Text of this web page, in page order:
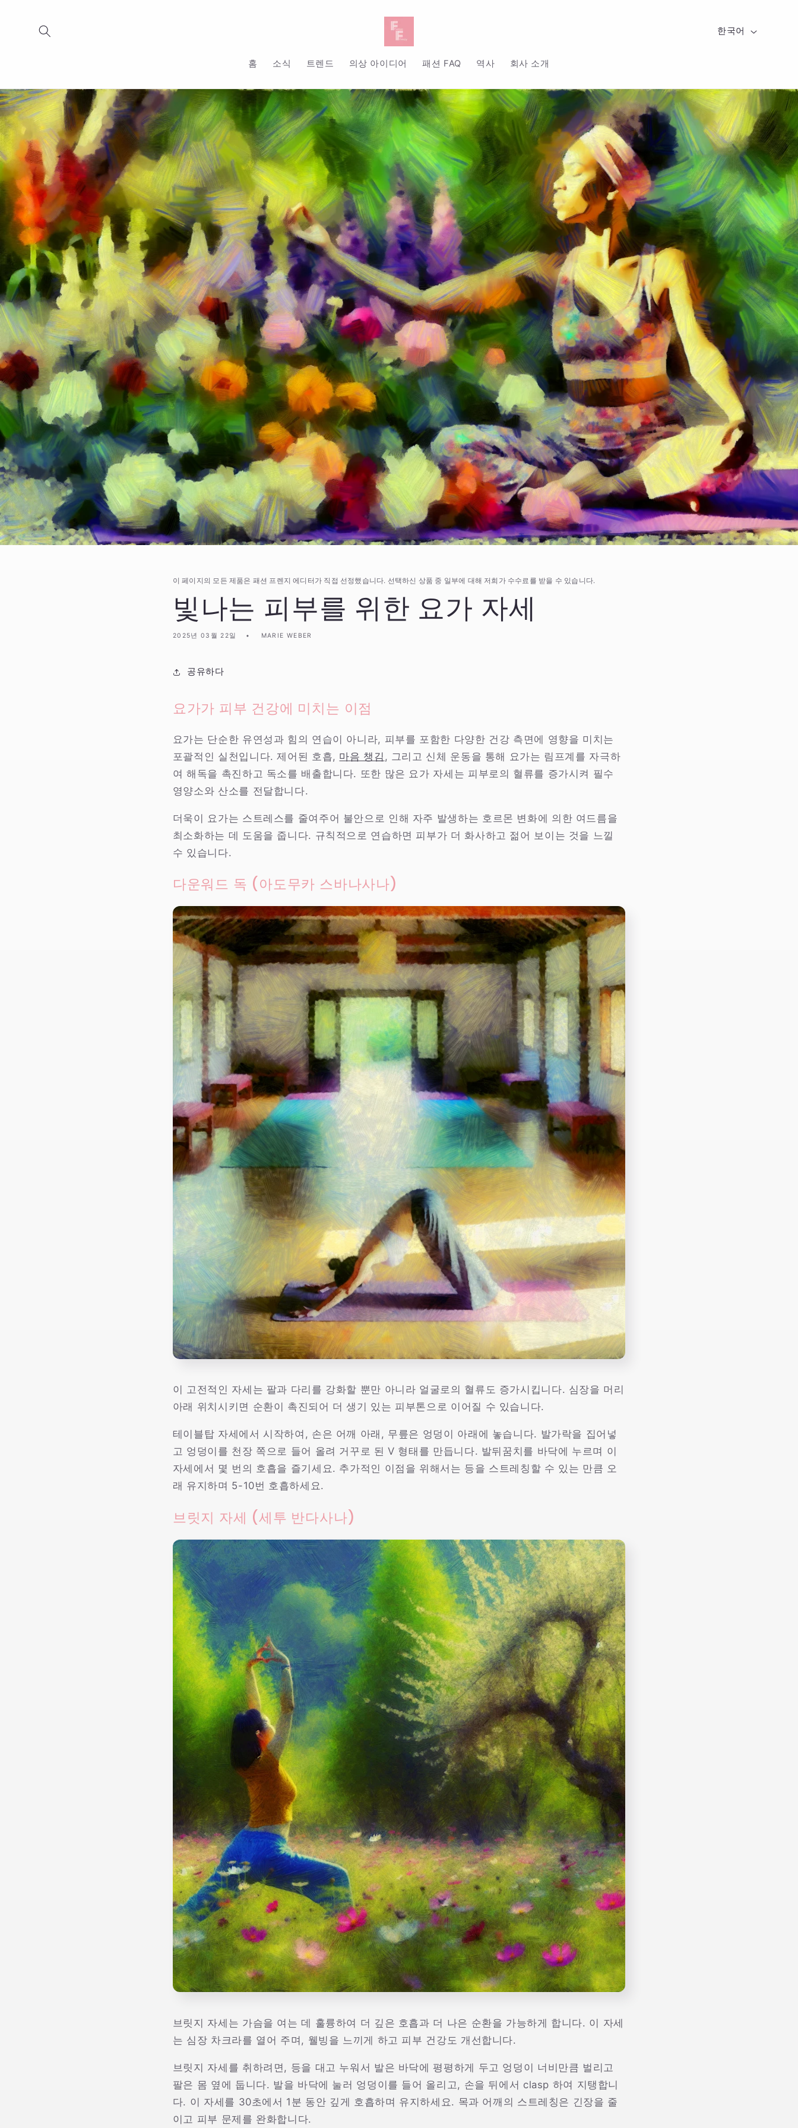
홈 소식 트렌드 의상 아이디어 패션 FAQ 역사 회사 소개
지
역
언
한국어
이 페이지의 모든 제품은 패션 프렌지 에디터가 직접 선정했습니다. 선택하신 상품 중 일부에 대해 저희가 수수료를 받을 수 있습니다.
빛나는 피부를 위한 요가 자세
2025년 03월 22일 MARIE WEBER
공유하다
요가가 피부 건강에 미치는 이점
요가는 단순한 유연성과 힘의 연습이 아니라, 피부를 포함한 다양한 건강 측면에 영향을 미치는
포괄적인 실천입니다. 제어된 호흡, 마음 챙김 , 그리고 신체 운동을 통해 요가는 림프계를 자극하
여 해독을 촉진하고 독소를 배출합니다. 또한 많은 요가 자세는 피부로의 혈류를 증가시켜 필수
영양소와 산소를 전달합니다.
더욱이 요가는 스트레스를 줄여주어 불안으로 인해 자주 발생하는 호르몬 변화에 의한 여드름을
최소화하는 데 도움을 줍니다. 규칙적으로 연습하면 피부가 더 화사하고 젊어 보이는 것을 느낄
수 있습니다.
다운워드 독 (아도무카 스바나사나)
이 고전적인 자세는 팔과 다리를 강화할 뿐만 아니라 얼굴로의 혈류도 증가시킵니다. 심장을 머리
아래 위치시키면 순환이 촉진되어 더 생기 있는 피부톤으로 이어질 수 있습니다.
테이블탑 자세에서 시작하여, 손은 어깨 아래, 무릎은 엉덩이 아래에 놓습니다. 발가락을 집어넣
고 엉덩이를 천장 쪽으로 들어 올려 거꾸로 된 V 형태를 만듭니다. 발뒤꿈치를 바닥에 누르며 이
자세에서 몇 번의 호흡을 즐기세요. 추가적인 이점을 위해서는 등을 스트레칭할 수 있는 만큼 오
래 유지하며 5-10번 호흡하세요.
브릿지 자세 (세투 반다사나)
브릿지 자세는 가슴을 여는 데 훌륭하여 더 깊은 호흡과 더 나은 순환을 가능하게 합니다. 이 자세
는 심장 차크라를 열어 주며, 웰빙을 느끼게 하고 피부 건강도 개선합니다.
브릿지 자세를 취하려면, 등을 대고 누워서 발은 바닥에 평평하게 두고 엉덩이 너비만큼 벌리고
팔은 몸 옆에 둡니다. 발을 바닥에 눌러 엉덩이를 들어 올리고, 손을 뒤에서 clasp 하여 지탱합니
다. 이 자세를 30초에서 1분 동안 깊게 호흡하며 유지하세요. 목과 어깨의 스트레칭은 긴장을 줄
이고 피부 문제를 완화합니다.